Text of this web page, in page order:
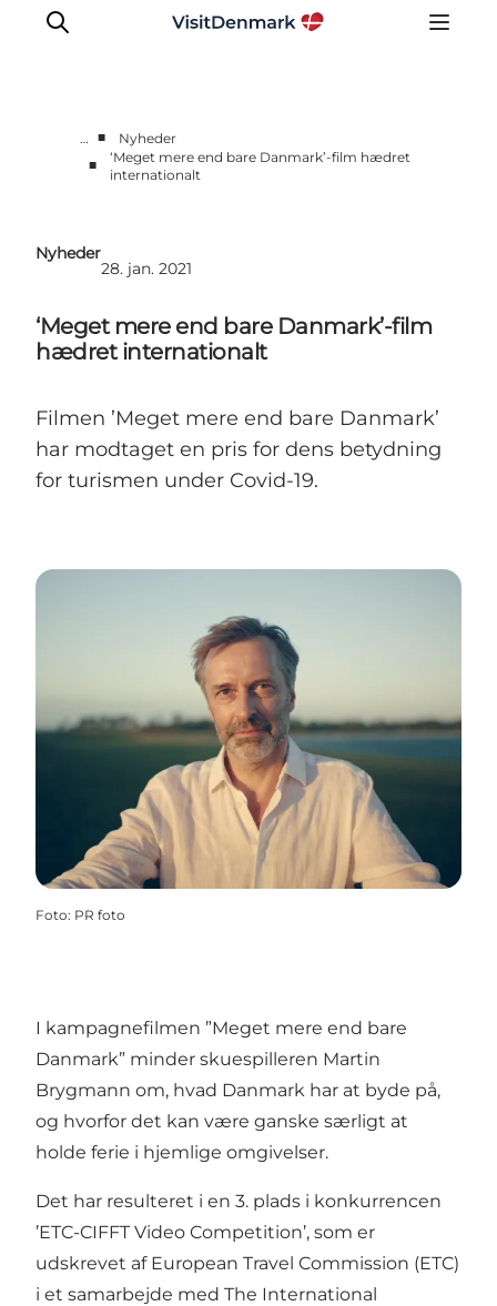
Corporate
Videncenter
Aktiviteter
Brandmanual
Markeder
… ■
Nyheder
■
‘Meget mere end bare Danmark’-film hædret
internationalt
Nyheder
28. jan. 2021
‘Meget mere end bare Danmark’-film
hædret internationalt
Filmen ’Meget mere end bare Danmark’
har modtaget en pris for dens betydning
for turismen under Covid-19.
Foto: PR foto
I kampagnefilmen ”Meget mere end bare
Danmark” minder skuespilleren Martin
Brygmann om, hvad Danmark har at byde på,
og hvorfor det kan være ganske særligt at
holde ferie i hjemlige omgivelser.
Det har resulteret i en 3. plads i konkurrencen
’ETC-CIFFT Video Competition’, som er
udskrevet af European Travel Commission (ETC)
i et samarbejde med The International